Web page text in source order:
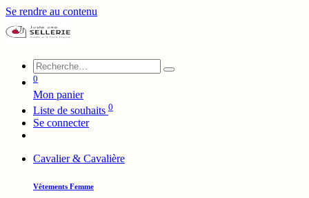
Se rendre au contenu
0
Mon panier
Liste de souhaits 0
Se connecter
Cavalier & Cavalière
Vêtements Femme